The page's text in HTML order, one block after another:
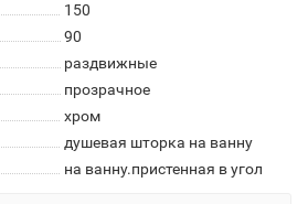
150
90
раздвижные
прозрачное
хром
душевая шторка на ванну
на ванну.пристенная в угол